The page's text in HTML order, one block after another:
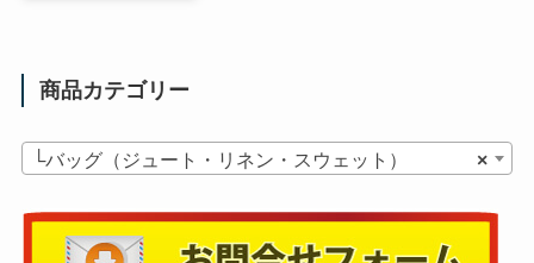
商品カテゴリー
×
└バッグ（ジュート・リネン・スウェット）